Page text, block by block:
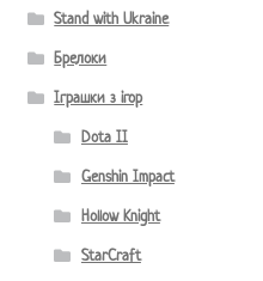
Stand with Ukraine
Брелоки
Іграшки з ігор
Dota II
Genshin Impact
Hollow Knight
StarCraft